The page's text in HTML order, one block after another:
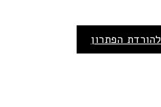
להורדת הפתרון